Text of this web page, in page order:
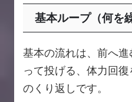
基本ループ（何を
基本の流れは、前へ
って投げる、体力回復
のくり返しです。